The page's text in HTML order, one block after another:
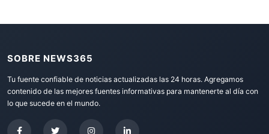
SOBRE NEWS365
Tu fuente confiable de noticias actualizadas las 24 horas. Agregamos
contenido de las mejores fuentes informativas para mantenerte al día con
lo que sucede en el mundo.